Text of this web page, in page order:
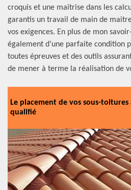
croquis et une maitrise dans les
garantis un travail de main de
vos exigences. En plus de mon
également d’une parfaite condition
toutes épreuves et des outils
de mener à terme la réalisation de
Le placement de vos sous-
qualifié